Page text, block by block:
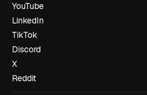
YouTube
LinkedIn
TikTok
Discord
X
Reddit